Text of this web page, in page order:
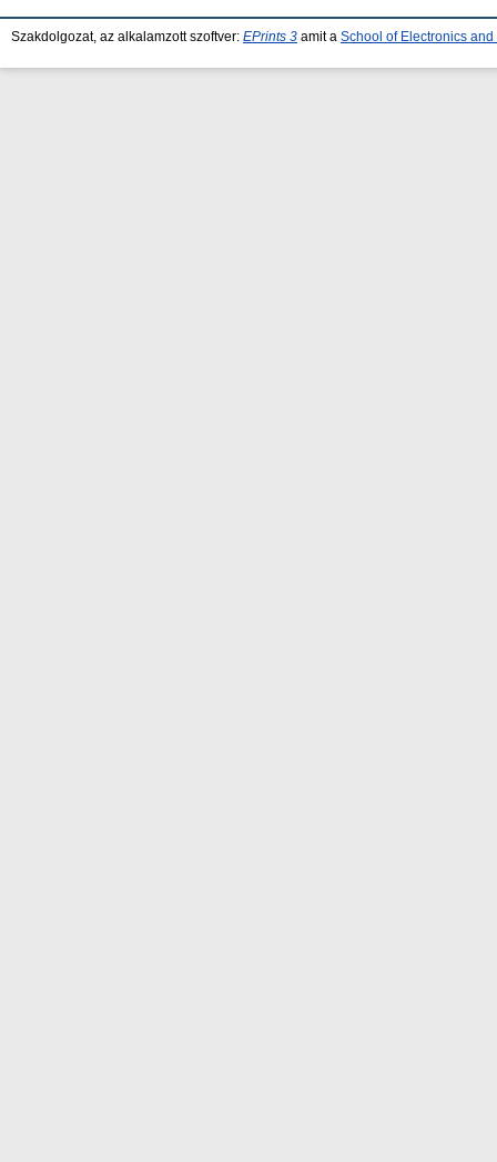
Szakdolgozat, az alkalamzott szoftver: EPrints 3 amit a School of Electronics